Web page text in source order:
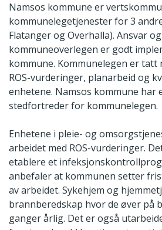
Namsos kommune er
kommunelegetjenester for 3
Flatanger og Overhalla). Ansvar
kommuneoverlegen er godt
kommune. Kommunelegen er tatt
ROS-vurderinger, planarbeid og
enhetene. Namsos kommune har
stedfortreder for kommunelegen.
Enhetene i pleie- og
arbeidet med ROS-vurderinger.
etablere et
anbefaler at kommunen setter
av arbeidet. Sykehjem og
brannberedskap hvor de øver på
ganger årlig. Det er også